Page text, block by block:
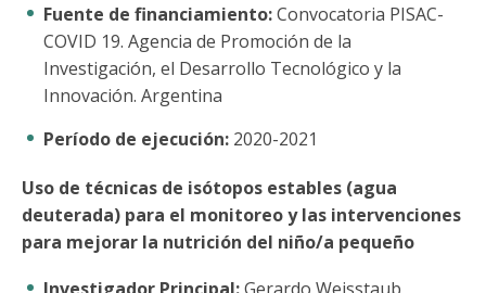
Fuente de financiamiento:Convocatoria PISAC-
COVID 19. Agencia de Promoción de la
Investigación, el Desarrollo Tecnológico y la
Innovación. Argentina
Período de ejecución: 2020-2021
Uso de técnicas de isótopos estables (agua
deuterada) para el monitoreo y las intervenciones
para mejorar la nutrición del niño/a pequeño
Investigador Principal:Gerardo Weisstaub